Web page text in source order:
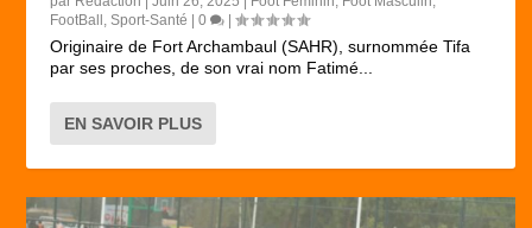
FootBall ,Sport-Santé |0 |
Originaire de Fort Archambaul (SAHR), surnommée Tifa
par ses proches, de son vrai nom Fatimé...
EN SAVOIR PLUS